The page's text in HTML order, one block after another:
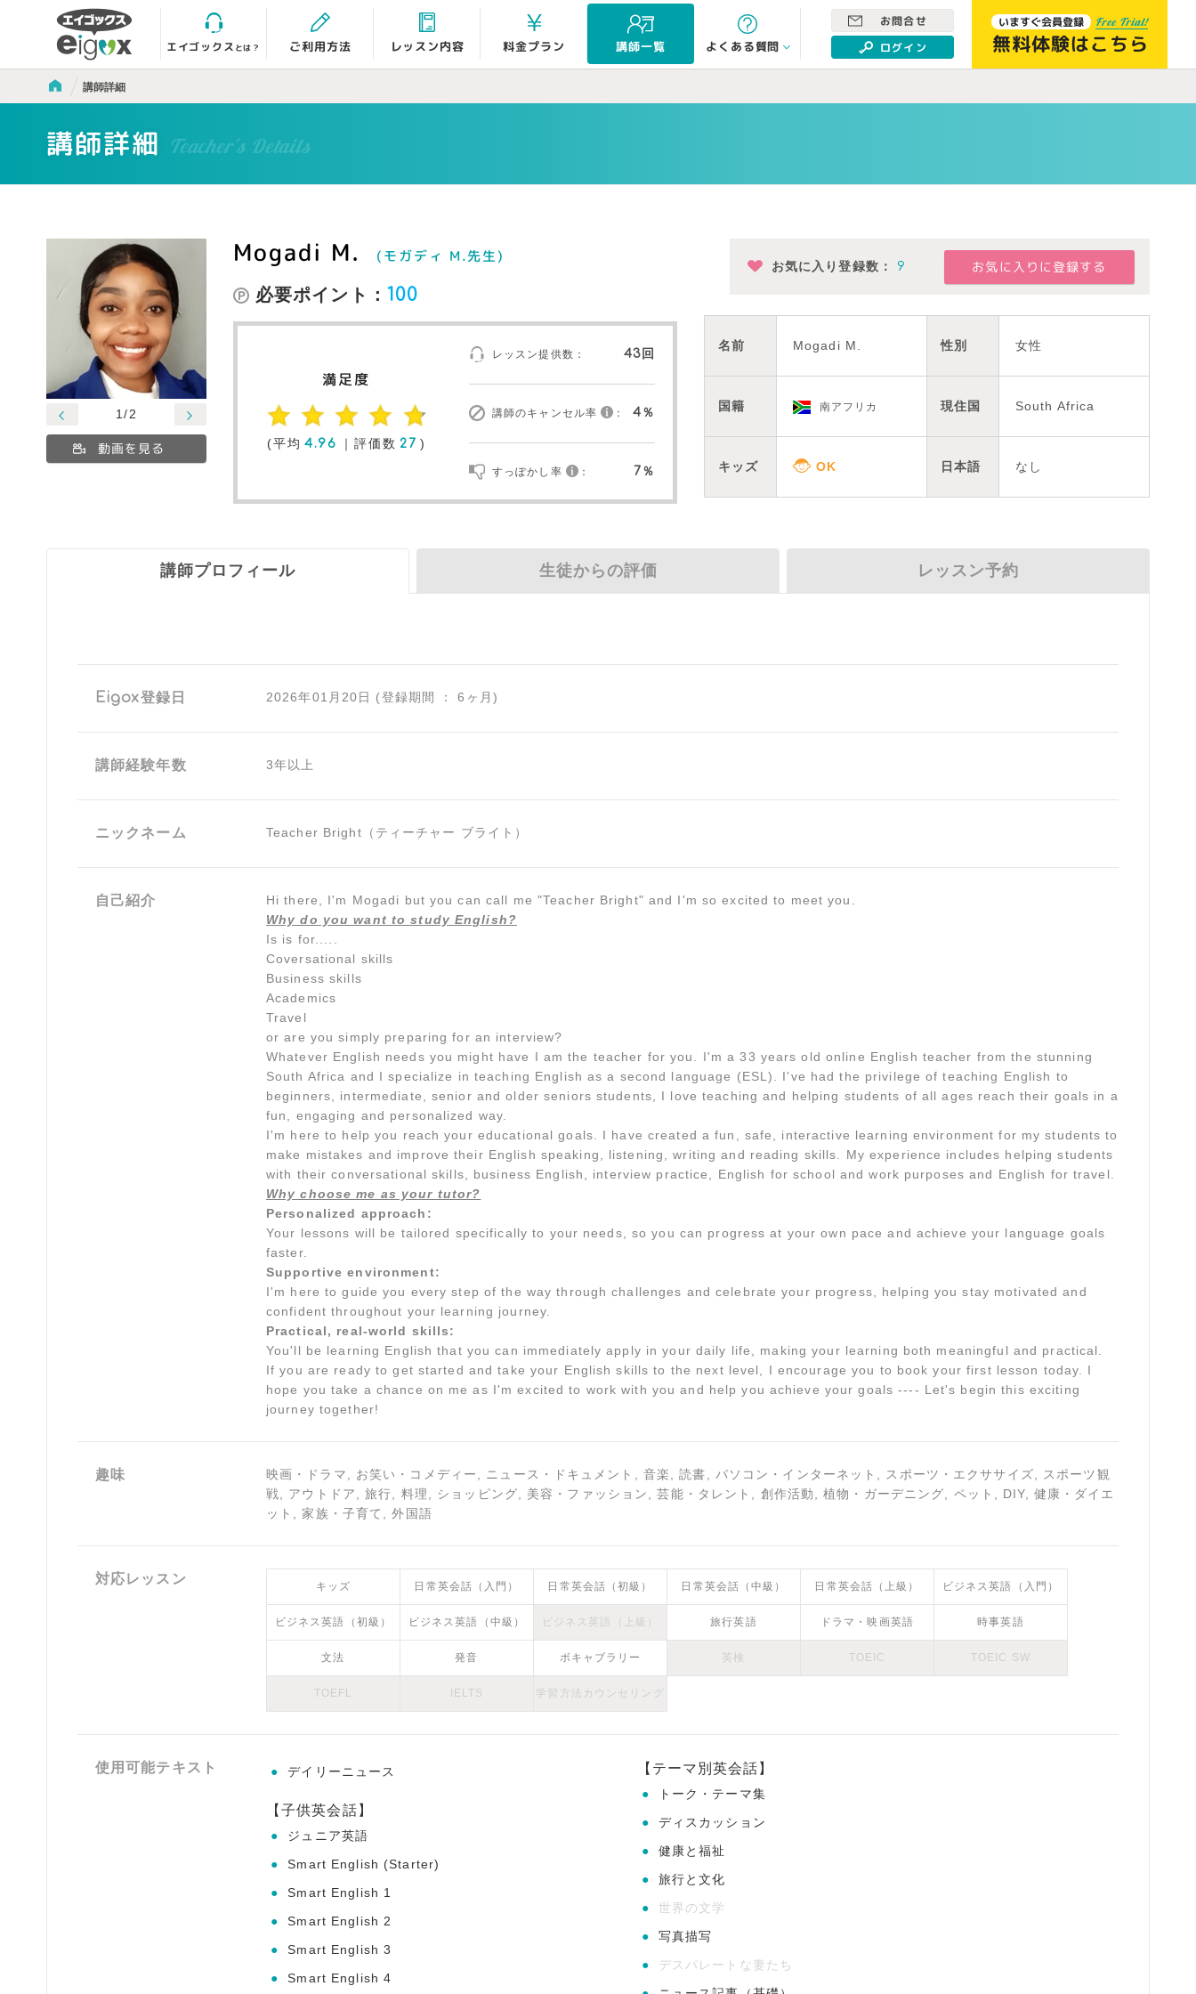
エイゴックス とは？ ご利用方法 レッスン内容 料金プラン 講師一覧 よくある質問
いますぐ会員登録 Free Trial!
無料体験はこちら
お問合せ
ログイン
講師詳細
講師詳細 Teacher's Details
1/2
動画を見る
Mogadi M. (モガディ M.先生)
必要ポイント： 100
満足度
(平均 4.96 ｜評価数 27 )
レッスン提供数： 43回
講師のキャンセル率 ： 4％
すっぽかし率 ： 7％
お気に入り登録数： 9
名前 Mogadi M. 性別 女性
国籍 南アフリカ 現住国 South Africa
キッズ 日本語 なし
講師プロフィール 生徒からの評価 レッスン予約
Eigox登録日 2026年01月20日 (登録期間 ： 6ヶ月)
講師経験年数 3年以上
ニックネーム Teacher Bright（ティーチャー ブライト）
自己紹介
Hi there, I'm Mogadi but you can call me "Teacher Bright" and I'm so excited to meet you.
Why do you want to study English?
Is is for.....
Coversational skills
Business skills
Academics
Travel
or are you simply preparing for an interview?
Whatever English needs you might have I am the teacher for you. I'm a 33 years old online English teacher from the stunning
South Africa and I specialize in teaching English as a second language (ESL). I've had the privilege of teaching English to
beginners, intermediate, senior and older seniors students, I love teaching and helping students of all ages reach their goals in a
fun, engaging and personalized way.
I'm here to help you reach your educational goals. I have created a fun, safe, interactive learning environment for my students to
make mistakes and improve their English speaking, listening, writing and reading skills. My experience includes helping students
with their conversational skills, business English, interview practice, English for school and work purposes and English for travel.
Why choose me as your tutor?
Personalized approach:
Your lessons will be tailored specifically to your needs, so you can progress at your own pace and achieve your language goals
faster.
Supportive environment:
I'm here to guide you every step of the way through challenges and celebrate your progress, helping you stay motivated and
confident throughout your learning journey.
Practical, real-world skills:
You'll be learning English that you can immediately apply in your daily life, making your learning both meaningful and practical.
If you are ready to get started and take your English skills to the next level, I encourage you to book your first lesson today. I
hope you take a chance on me as I'm excited to work with you and help you achieve your goals ---- Let's begin this exciting
journey together!
趣味
映画・ドラマ, お笑い・コメディー, ニュース・ドキュメント, 音楽, 読書, パソコン・インターネット, スポーツ・エクササイズ, スポーツ観
戦, アウトドア, 旅行, 料理, ショッピング, 美容・ファッション, 芸能・タレント, 創作活動, 植物・ガーデニング, ペット, DIY, 健康・ダイエ
ット, 家族・子育て, 外国語
対応レッスン キッズ 日常英会話（入門） 日常英会話（初級） 日常英会話（中級） 日常英会話（上級） ビジネス英語（入門）
ビジネス英語（初級） ビジネス英語（中級） ビジネス英語（上級） 旅行英語 ドラマ・映画英語 時事英語
文法 発音 ボキャブラリー 英検 TOEIC TOEIC SW
TOEFL IELTS 学習方法カウンセリング
使用可能テキスト ● デイリーニュース
【子供英会話】
●
ジュニア英語
●
Smart English (Starter)
●
Smart English 1
●
Smart English 2
●
Smart English 3
●
Smart English 4
【テーマ別英会話】
●
トーク・テーマ集
●
ディスカッション
●
健康と福祉
●
旅行と文化
●
世界の文学
●
写真描写
●
デスパレートな妻たち